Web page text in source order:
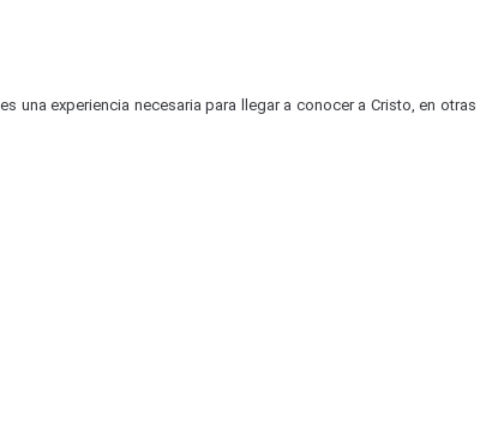
una experiencia necesaria para llegar a conocer a Cristo, en otras